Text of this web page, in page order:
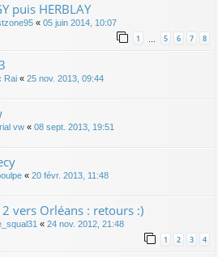
puis HERBLAY
« 05 juin 2014, 10:07
1 … 5 6 7 8
Rai « 25 nov. 2013, 09:44
vw « 08 sept. 2013, 19:51
« 20 févr. 2013, 11:48
vers Orléans : retours :)
« 24 nov. 2012, 21:48
1 2 3 4